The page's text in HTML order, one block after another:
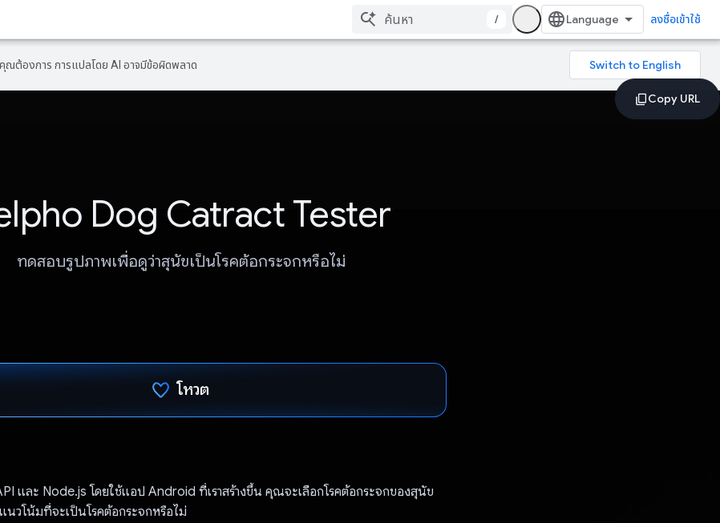
/ ลงชื่อเข้าใช้
ณต้องการ การแปลโดย AI อาจมีข้อผิดพลาด
Dog Catract Tester
ทดสอบรูปภาพเพื่อดูว่าสุนัขเป็นโรคต้อกระจกหรือไม่
โหวต
และ Node.js โดยใช้แอป Android ที่เราสร้างขึ้น คุณจะเลือกโรคต้อกระจกของสุนัข
นวโน้มที่จะเป็นโรคต้อกระจกหรือไม่